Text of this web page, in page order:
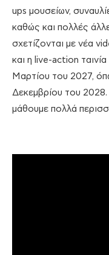
ups μουσείων,
καθώς και πολλές
σχετίζονται με νέα
και η live-action
Μαρτίου του 2027,
Δεκεμβρίου του
μάθουμε πολλά